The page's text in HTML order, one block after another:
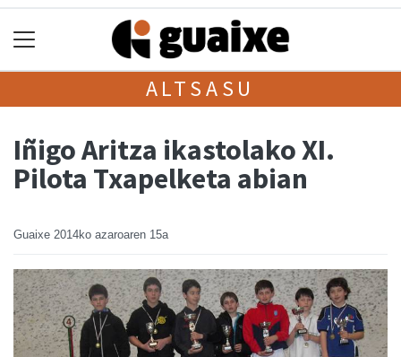
ALTSASU
Iñigo Aritza ikastolako XI.
Pilota Txapelketa abian
Guaixe 2014ko azaroaren 15a